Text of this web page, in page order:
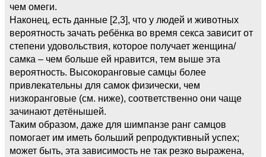
чем омеги.
Наконец, есть данные [2,3], что у людей и животных
вероятность зачать ребёнка во время секса зависит от
степени удовольствия, которое получает женщина/
самка – чем больше ей нравится, тем выше эта
вероятность. Высокоранговые самцы более
привлекательны для самок физически, чем
низкоранговые (см. ниже), соответственно они чаще
зачинают детёнышей.
Таким образом, даже для шимпанзе ранг самцов
помогает им иметь больший репродуктивный успех;
может быть, эта зависимость не так резко выражена,